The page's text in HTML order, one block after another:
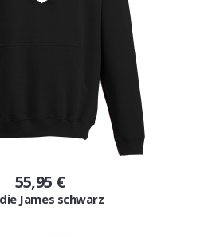
55,95 €
James schwarz